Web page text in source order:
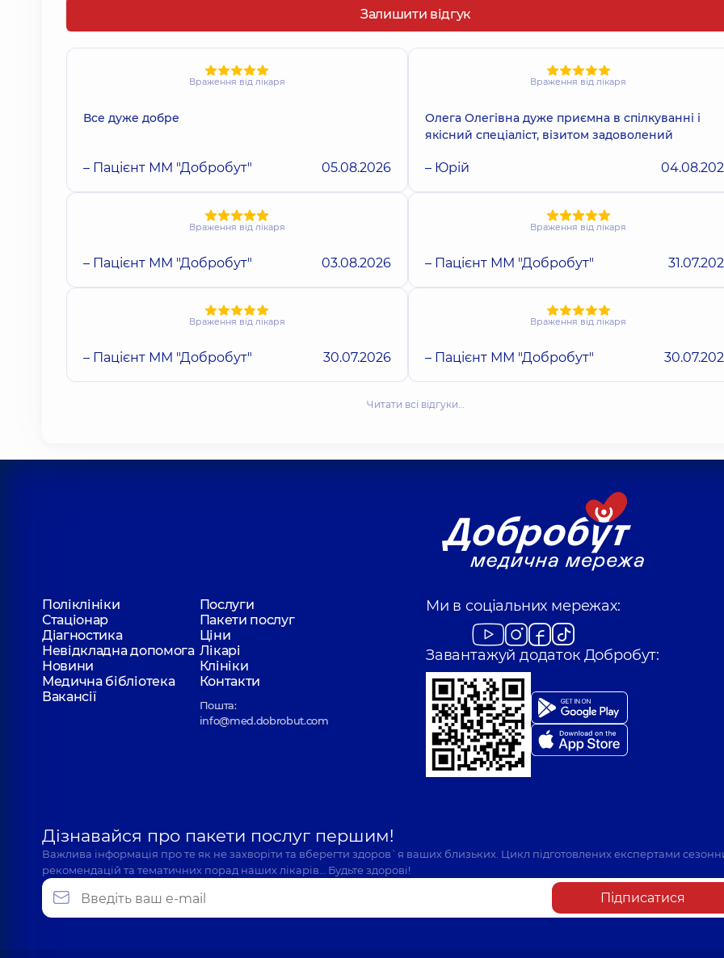
Залишити відгук
Враження від лікаря
Все дуже добре
– Пацієнт ММ "Добробут" 05.08.2026
Враження від лікаря
Олега Олегівна дуже приємна в спілкуванні і
якісний спеціаліст, візитом задоволений
– Юрій
Враження від лікаря
– Пацієнт ММ "Добробут" 03.08.2026
Враження від лікаря
– Пацієнт ММ "Добробут"
Враження від лікаря
– Пацієнт ММ "Добробут" 30.07.2026
Враження від лікаря
– Пацієнт ММ "Добробут"
Читати всі відгуки…
Поліклініки
Послуги
Стаціонар
Пакети послуг
Діагностика
Ціни
Невідкладна допомога Лікарі
Новини
Клініки
Медична бібліотека
Контакти
Вакансії
Пошта:
info@med.dobrobut.com
Ми в соціальних мережах:
Завантажуй додаток Добробут:
Дізнавайся про пакети послуг першим!
Важлива інформація про те як не захворіти та вберегти здоров`я ваших близьких. Цикл підготовлених експертами
рекомендацій та тематичних порад наших лікарів… Будьте здорові!
Підписатися